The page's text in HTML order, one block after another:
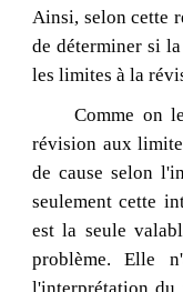
Ainsi, selon cette
de déterminer si
les limites à la
Comme on
révision aux
de cause selon
seulement cette
est la seule
problème. Elle
l'interprétation du